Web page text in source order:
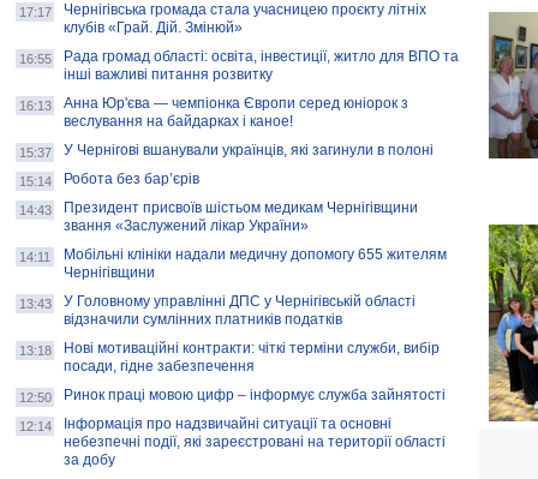
AB InBev Efes Україна підтримала
навчальний проєкт "Молодіжна бізнес-
школа", спрямований на розвиток
підприємництва у Чернігівській області
Золота тварина: видання Forbes
написало про чернігівця Патрона: хто і
скільки на ньому заробляє? І куди
витрачають?
17:17
Чернігівська громада стала учасницею проєкту літніх
клубів «Грай. Дій. Змінюй»
16:55
Рада громад області: освіта, інвестиції, житло для ВПО та
інші важливі питання розвитку
16:13
Анна Юр'єва — чемпіонка Європи серед юніорок з
веслування на байдарках і каное!
15:37 У Чернігові вшанували українців, які загинули в полоні
15:14 Робота без бар’єрів
14:43
Президент присвоїв шістьом медикам Чернігівщини
звання «Заслужений лікар України»
14:11
Мобільні клініки надали медичну допомогу 655 жителям
Чернігівщини
13:43
У Головному управлінні ДПС у Чернігівській області
відзначили сумлінних платників податків
13:18
Нові мотиваційні контракти: чіткі терміни служби, вибір
посади, гідне забезпечення
12:50 Ринок праці мовою цифр – інформує служба зайнятості
12:14
Інформація про надзвичайні ситуації та основні
небезпечні події, які зареєстровані на території області
за добу